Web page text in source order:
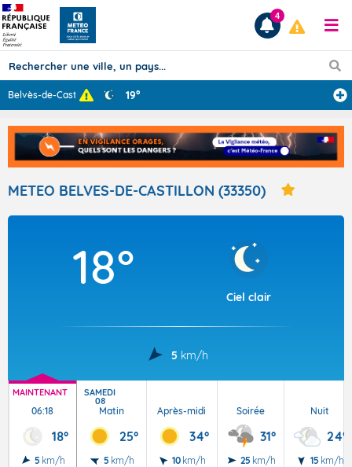
Prévisions
TOUS LES RÉSULTATS
Articles
4
Belvès-de-Casti ... 19°
METEO BELVES-DE-CASTILLON (33350)
18°
Ciel clair
5 km/h
MAINTENANT
06:18
18°
5 km/h
SAMEDI
08
Matin
25°
5 km/h
Après-midi
34°
10 km/h
Soirée
31°
25 km/h
Nuit
24°
15 km/h